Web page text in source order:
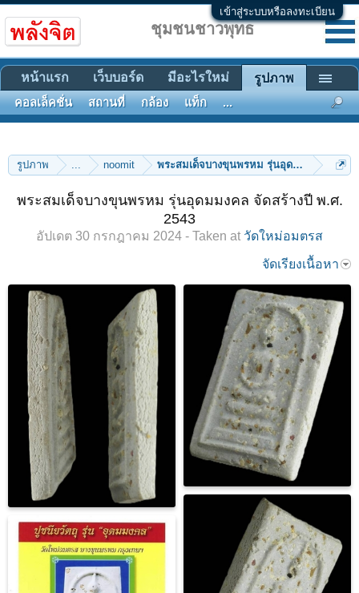
เข้าสู่ระบบหรือลงทะเบียน
รูปภาพ ... noomit พระสมเด็จบางขุนพรหม รุ่นอุดมมงคล จัดสร้
พระสมเด็จบางขุนพรหม รุ่นอุดมมงคล จัดสร้างปี พ.ศ.
2543
อัปเดต 30 กรกฎาคม 2024 - Taken at วัดใหม่อมตรส
จัดเรียงเนื้อหา
ชุมชนชาวพุทธ
หน้าแรก เว็บบอร์ด มีอะไรใหม่ รูปภาพ
คอลเล็คชั่น สถานที่ กล้อง แท็ก ...